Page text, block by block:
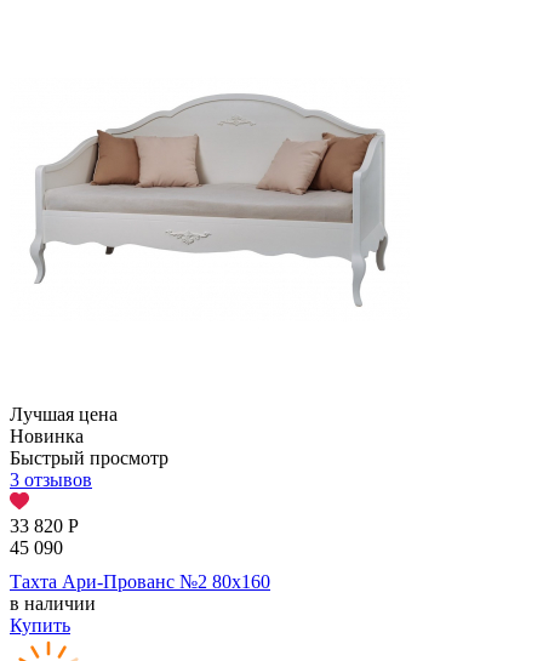
Лучшая цена
Новинка
Быстрый просмотр
3 отзывов
33 820 Р
45 090
Тахта Ари-Прованс №2 80х160
в наличии
Купить